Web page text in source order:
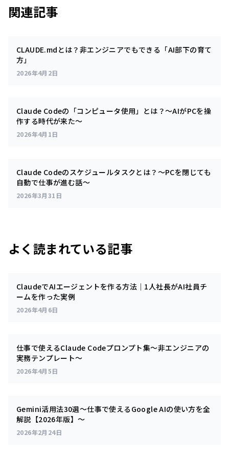
関連記事
CLAUDE.mdとは？非エンジニアでもできる「AI部下の育て
方」
2026年4月2日
Claude Codeの「コンピュータ使用」とは？～AIがPCを操
作する時代が来た～
2026年4月1日
Claude Codeのスケジュールタスクとは？～PCを閉じても
自動で仕事が進む話～
2026年3月31日
よく読まれている記事
ClaudeでAIエージェントを作る方法｜1人社長がAI社員チ
ームを作った実例
2026年4月6日
仕事で使えるClaude Codeプロンプト集～非エンジニアの
実務テンプレート～
2026年4月5日
Gemini活用法30選～仕事で使えるGoogle AIの使い方を全
解説【2026年版】～
2026年2月24日